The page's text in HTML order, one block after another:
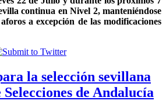
continua en Nivel 2, manteniéndose
a excepción de las modificaciones
la selección sevillana
de Andalucía